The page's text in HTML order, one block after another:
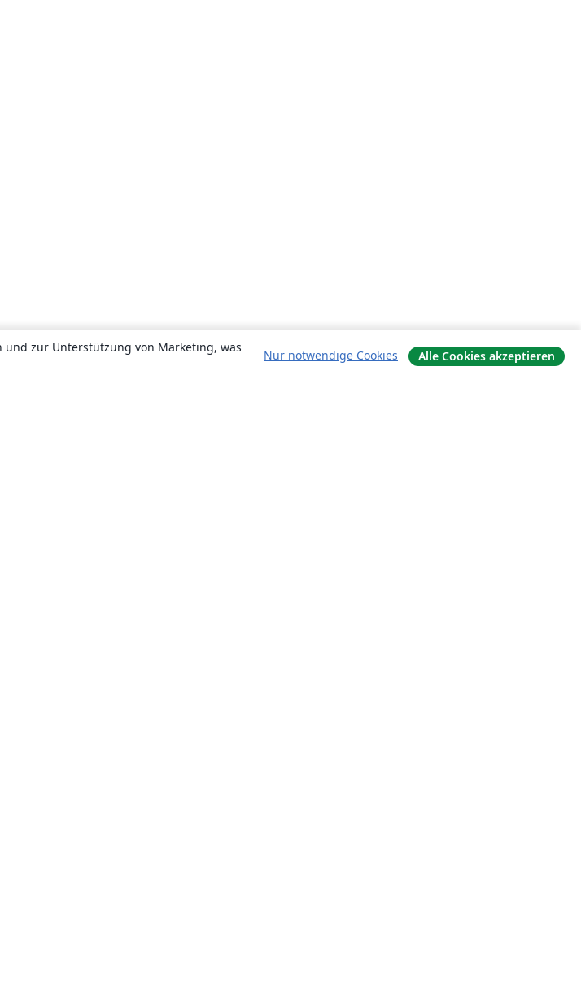
und zur Unterstützung von Marketing, was
Nur notwendige Cookies Alle Cookies akzeptieren